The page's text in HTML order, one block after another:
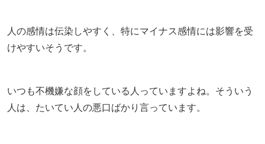
人の感情は伝染しやすく、特にマイナス感情には影響を受
けやすいそうです。
いつも不機嫌な顔をしている人っていますよね。そういう
人は、たいてい人の悪口ばかり言っています。